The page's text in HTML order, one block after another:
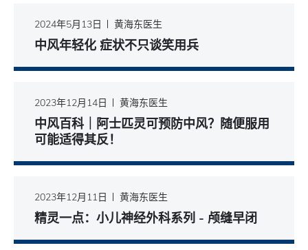
2024年5月13日 黄海东医生
中风年轻化 症状不只谈笑用兵
2023年12月14日 黄海东医生
中风百科｜阿士匹灵可预防中风？随便服用
可能适得其反！
2023年12月11日 黄海东医生
精灵一点：小儿神经外科系列 - 颅缝早闭